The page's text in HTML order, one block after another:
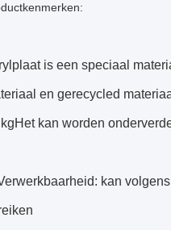
is een speciaal
en gerecycled
kan worden
kan